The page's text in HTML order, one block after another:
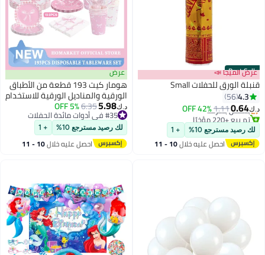
Best Seller
عرض الميجا 📣
قنبلة الورق للحفلات Small
4.3
56
د.ك‏0.64
1.11
42% OFFبتخلّص بسرعة
تم بيع +220 مؤخرًا
لك رصيد مسترجع 10% + 1
احصل عليه خلال 10 - 11
عرض
هومار كيت 193 قطعة من الأطباق
الورقية والمناديل الورقية للاستخدام
مرة واحدة، طقم أدوات مائدة
بتصميم فيونكة للضيوف مكون من
24 قطعة، يشمل أطباق ورقية
مزخرفة، مناديل، أكواب، شفاطات،
ملاعق بلاستيكية، شوك، وسكاكين
د.ك‏5.98
6.35
5% OFF
#35 في أدوات مائدة الحفلات
#35 في أدوات مائدة الحفلات
لك رصيد مسترجع 10% + 1
احصل عليه خلال 10 - 11